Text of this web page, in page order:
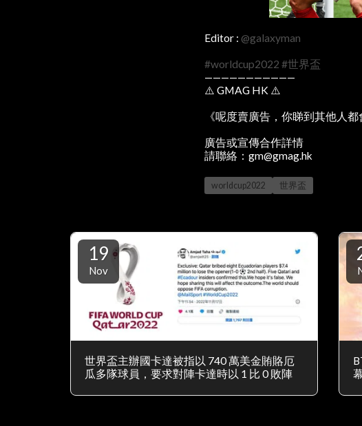
Editor : @galaxyman
#worldcup2022 #世界盃
———————————
⚠️ GMAG HK ⚠️
《呢度賣廣告，你睇到其他人都
廣告或宣傳合作詳情
請聯絡：gm@gmag.hk
worldcup2022 世界盃
19
Nov
世界盃主辦國卡達被指以 740 萬美金賄賂厄
瓜多隊球員，要求對陣卡達時以 1 比 0 敗陣